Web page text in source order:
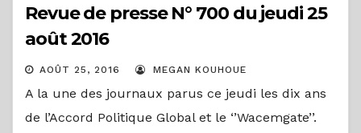
Revue de presse N° 700 du jeudi 25
août 2016
AOÛT 25, 2016 MEGAN KOUHOUE
A la une des journaux parus ce jeudi les dix ans
de l’Accord Politique Global et le ‘’Wacemgate’’.